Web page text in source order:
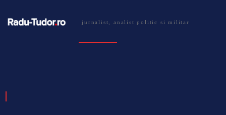
jurnalist, analist politic si militar